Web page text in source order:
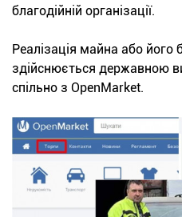
благодійній організації.
Реалізація майна або його
здійснюється державною
спільно з OpenMarket.